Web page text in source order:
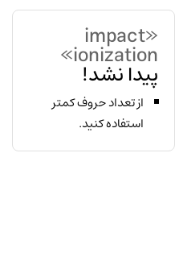
«impact
ionization»
پیدا نشد!
از تعداد حروف کمتر
استفاده کنید.